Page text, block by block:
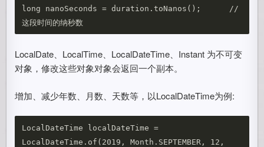
long nanoSeconds = duration.toNanos();      //
LocalDate、LocalTime、LocalDateTime、Instant 为不可变
对象，修改这些对象对象会返回一个副本。
增加、减少年数、月数、天数等，以LocalDateTime为例:
LocalDateTime localDateTime =
LocalDateTime.of(2019, Month.SEPTEMBER, 12,